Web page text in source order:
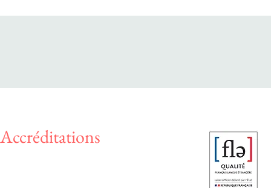
Accréditations